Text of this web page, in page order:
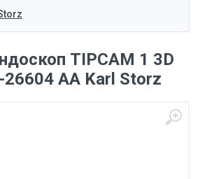
TIPCAM 1 3D
26604 АА Karl Storz